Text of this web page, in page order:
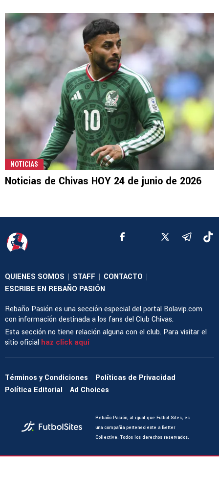
NOTICIAS
Noticias de Chivas HOY 24 de junio de 2026
QUIENES SOMOS | STAFF | CONTACTO |
ESCRIBE EN REBAÑO PASIÓN
Rebaño Pasión es una sección especial del portal Bolavip.com
con información destinada a los fans del Club Chivas.
Esta sección no tiene relación alguna con el club. Para visitar el
sitio oficial haz click aquí
Términos y Condiciones
Políticas de Privacidad
Política Editorial
Ad Choices
Rebaño Pasión, al igual que Futbol Sites, es
una compañía perteneciente a Better
Collective. Todos los derechos reservados.